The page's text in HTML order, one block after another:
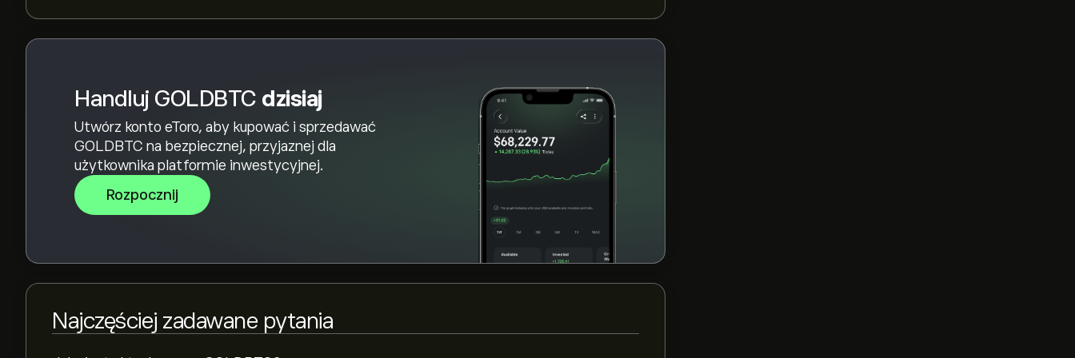
Handluj GOLDBTC dzisiaj
Utwórz konto eToro, aby kupować i sprzedawać
GOLDBTC na bezpiecznej, przyjaznej dla
użytkownika platformie inwestycyjnej.
Rozpocznij
Najczęściej zadawane pytania